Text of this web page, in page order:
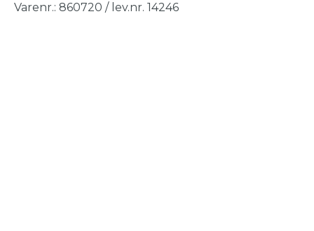
Varenr.: 860720 / lev.nr. 14246